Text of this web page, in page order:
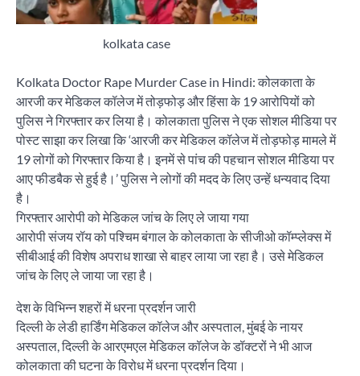
kolkata case
Kolkata Doctor Rape Murder Case in Hindi: कोलकाता के
आरजी कर मेडिकल कॉलेज में तोड़फोड़ और हिंसा के 19 आरोपियों को
पुलिस ने गिरफ्तार कर लिया है। कोलकाता पुलिस ने एक सोशल मीडिया पर
पोस्ट साझा कर लिखा कि ‘आरजी कर मेडिकल कॉलेज में तोड़फोड़ मामले में
19 लोगों को गिरफ्तार किया है। इनमें से पांच की पहचान सोशल मीडिया पर
आए फीडबैक से हुई है।’ पुलिस ने लोगों की मदद के लिए उन्हें धन्यवाद दिया
है।
गिरफ्तार आरोपी को मेडिकल जांच के लिए ले जाया गया
आरोपी संजय रॉय को पश्चिम बंगाल के कोलकाता के सीजीओ कॉम्प्लेक्स में
सीबीआई की विशेष अपराध शाखा से बाहर लाया जा रहा है। उसे मेडिकल
जांच के लिए ले जाया जा रहा है।
देश के विभिन्न शहरों में धरना प्रदर्शन जारी
दिल्ली के लेडी हार्डिंग मेडिकल कॉलेज और अस्पताल, मुंबई के नायर
अस्पताल, दिल्ली के आरएमएल मेडिकल कॉलेज के डॉक्टरों ने भी आज
कोलकाता की घटना के विरोध में धरना प्रदर्शन दिया।